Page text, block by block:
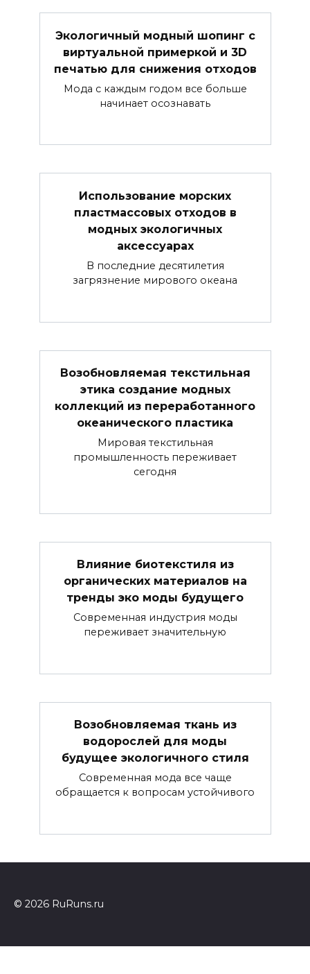
Экологичный модный шопинг с
виртуальной примеркой и 3D
печатью для снижения отходов
Мода с каждым годом все больше
начинает осознавать
Использование морских
пластмассовых отходов в
модных экологичных
аксессуарах
В последние десятилетия
загрязнение мирового океана
Возобновляемая текстильная
этика создание модных
коллекций из переработанного
океанического пластика
Мировая текстильная
промышленность переживает
сегодня
Влияние биотекстиля из
органических материалов на
тренды эко моды будущего
Современная индустрия моды
переживает значительную
Возобновляемая ткань из
водорослей для моды
будущее экологичного стиля
Современная мода все чаще
обращается к вопросам устойчивого
© 2026 RuRuns.ru